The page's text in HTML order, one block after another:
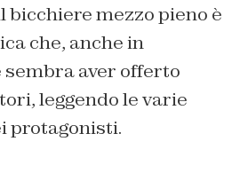
bicchiere mezzo pieno è
che, anche in
sembra aver offerto
leggendo le varie
protagonisti.